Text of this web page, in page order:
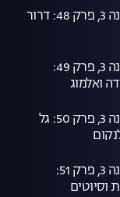
האח הגדול, עונה 3, פרק 48: דרור
האח הגדול, עונה 3, פרק 49:
ואלמוג
האח הגדול, עונה 3, פרק 50: גל
האח הגדול, עונה 3, פרק 51:
וסיוטים